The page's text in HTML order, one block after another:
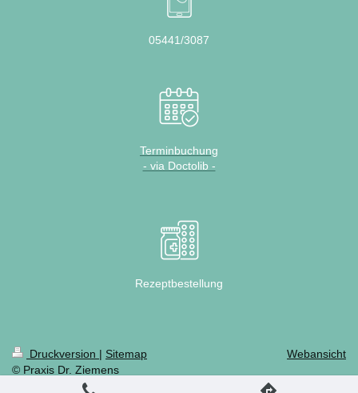
05441/3087
Terminbuchung
- via Doctolib -
Rezeptbestellung
Druckversion | Sitemap
© Praxis Dr. Ziemens
Webansicht